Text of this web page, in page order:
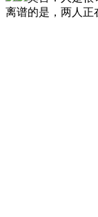
离谱的是，两人正